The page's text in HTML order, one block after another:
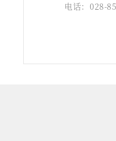
电话：028-